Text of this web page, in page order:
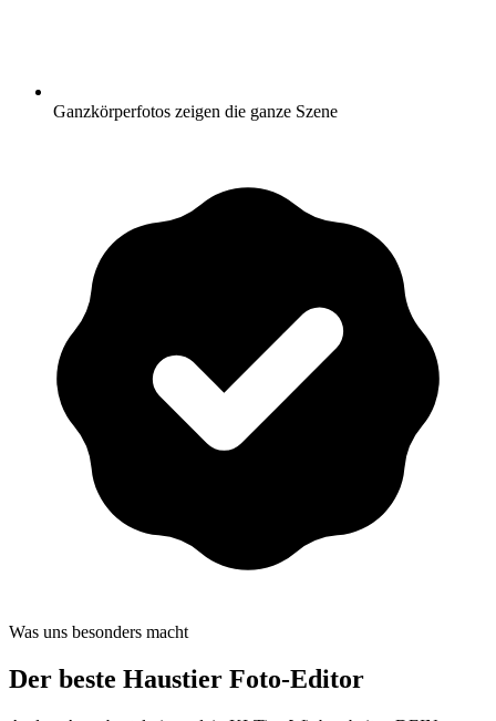
Ganzkörperfotos zeigen die ganze Szene
Was uns besonders macht
Der beste Haustier Foto-Editor